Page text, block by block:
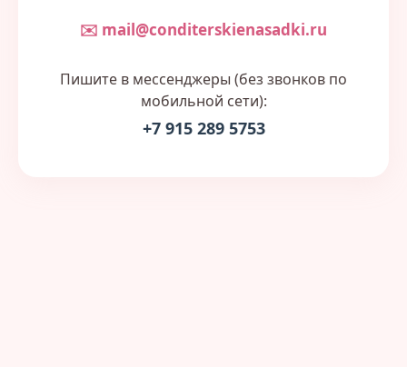
✉️ mail@conditerskienasadki.ru
Пишите в мессенджеры (без звонков по
мобильной сети):
+7 915 289 5753